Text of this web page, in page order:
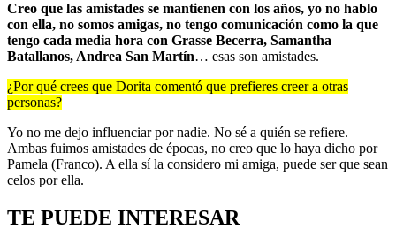
Creo que las amistades se mantienen con los años, yo no hablo
con ella, no somos amigas, no tengo comunicación como la que
tengo cada media hora con Grasse Becerra, Samantha
Batallanos, Andrea San Martín… esas son amistades.
¿Por qué crees que Dorita comentó que prefieres creer a otras
personas?
Yo no me dejo influenciar por nadie. No sé a quién se refiere.
Ambas fuimos amistades de épocas, no creo que lo haya dicho por
Pamela (Franco). A ella sí la considero mi amiga, puede ser que sean
celos por ella.
TE PUEDE INTERESAR